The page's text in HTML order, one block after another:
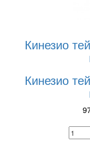
Кинезио
Кинезио